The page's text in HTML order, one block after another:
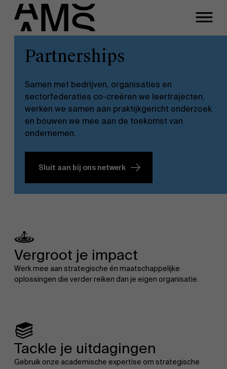
Programma's
Full-time programma's
Part-time programma's
Faculty
Partnerships
Samen met bedrijven, organisaties en
sectorfederaties co-creëren we leertrajecten,
werken we samen aan praktijkgericht onderzoek
en bouwen we mee aan de toekomst van
ondernemen.
Sluit aan bij ons netwerk
Vergroot je impact
Werk mee aan strategische én maatschappelijke
oplossingen die verder reiken dan je eigen organisatie.
Tackle je uitdagingen
Gebruik onze academische expertise om strategische
Veerle Limbos
Director of Partnerships
Email
organization.solutions@ams.ac.be
Sluiten
Let's connect!